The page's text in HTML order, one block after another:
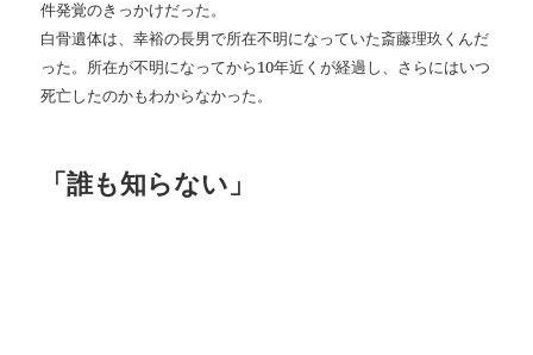
件発覚のきっかけだった。
白骨遺体は、幸裕の長男で所在不明になっていた斎藤理玖くんだ
った。所在が不明になってから10年近くが経過し、さらにはいつ
死亡したのかもわからなかった。
「誰も知らない」